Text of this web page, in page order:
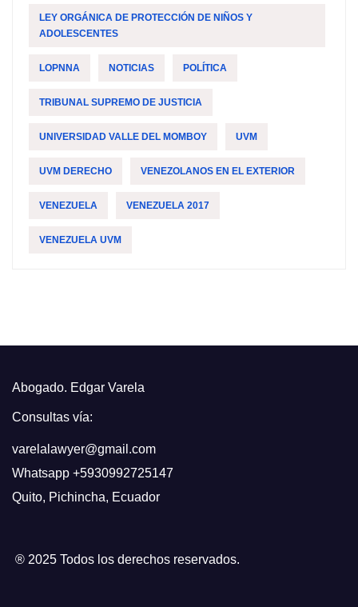
LEY ORGÁNICA DE PROTECCIÓN DE NIÑOS Y
ADOLESCENTES
LOPNNA NOTICIAS POLÍTICA
TRIBUNAL SUPREMO DE JUSTICIA
UNIVERSIDAD VALLE DEL MOMBOY UVM
UVM DERECHO VENEZOLANOS EN EL EXTERIOR
VENEZUELA VENEZUELA 2017
VENEZUELA UVM
Abogado. Edgar Varela
Consultas vía:
varelalawyer@gmail.com
Whatsapp +5930992725147
Quito, Pichincha, Ecuador
® 2025 Todos los derechos reservados.